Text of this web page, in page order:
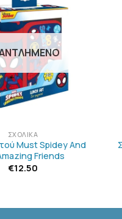
ΠΡΟΣΘΉΚΗ
ΣΤΗΝ
ΛΊΣΤΑ
ΕΠΙΘΥΜΙΏΝ
ΣΧΟΛΙΚΆ
Must Spidey And
Friends
€12.50